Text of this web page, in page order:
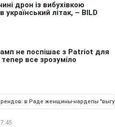
в Раде женщины-нардепы